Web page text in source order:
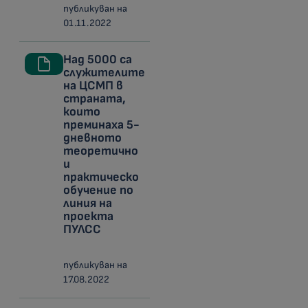
публикуван на
01.11.2022
Над 5000 са
служителите
на ЦСМП в
страната,
които
преминаха 5-
дневното
теоретично
и
практическо
обучение по
линия на
проекта
ПУЛСС
публикуван на
17.08.2022